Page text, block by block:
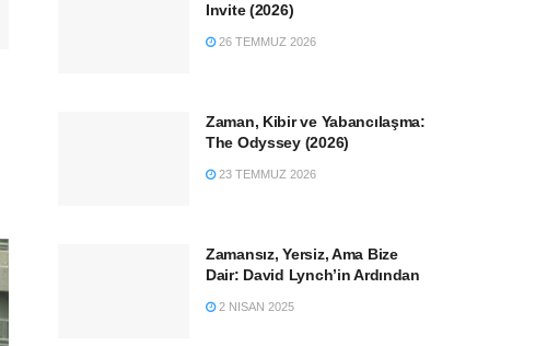
Invite (2026)
26 TEMMUZ 2026
Zaman, Kibir ve Yabancılaşma:
The Odyssey (2026)
23 TEMMUZ 2026
Zamansız, Yersiz, Ama Bize
Dair: David Lynch’in Ardından
2 NISAN 2025